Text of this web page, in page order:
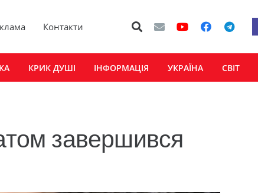
Контакти
КРИК ДУШІ ІНФОРМАЦІЯ УКРАЇНА СВІТ
завершився